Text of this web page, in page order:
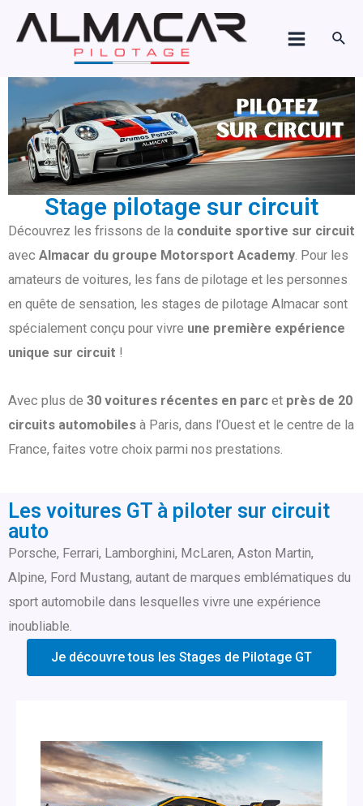
Aller
Menu
Stage pilotage sur circuit
Découvrez les frissons de la conduite sportive sur circuit
avec Almacar du groupe Motorsport Academy. Pour les
amateurs de voitures, les fans de pilotage et les personnes
en quête de sensation, les stages de pilotage Almacar sont
spécialement conçu pour vivre une première expérience
unique sur circuit !
Avec plus de 30 voitures récentes en parc et près de 20
circuits automobiles à Paris, dans l’Ouest et le centre de la
France, faites votre choix parmi nos prestations.
Les voitures GT à piloter sur circuit
auto
Porsche, Ferrari, Lamborghini, McLaren, Aston Martin,
Alpine, Ford Mustang, autant de marques emblématiques du
sport automobile dans lesquelles vivre une expérience
inoubliable.
Je découvre tous les Stages de Pilotage GT